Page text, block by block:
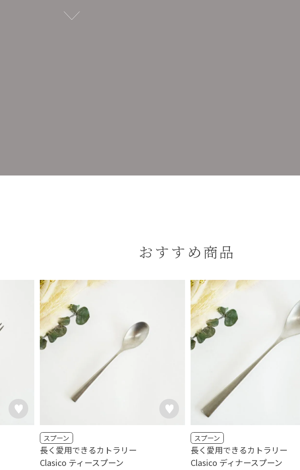
おすすめ商品
Clasico ティースプーン
スプーン
長く愛用できるカトラリー
Clasico ディナースプーン
スプーン
長く愛用できるカトラリー